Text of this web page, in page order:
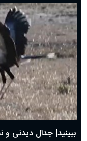
دعای روز ششم ماه رمضان؛ ۵ اسفند ۱۴۰۴
دعای روز پنجم ماه رمضان؛ ۴ اسفند ۱۴۰۴
دعای روز چهارم ماه مبارک رمضان؛ ۳
دعای روز سوم ماه مبارک رمضان؛ ۱۴
دعای روز دوم ماه مبارک رمضان ۱ اسفند
دعای روز اول ماه مبارک رمضان، ۳۰
حضرت زینب(س) چگونه از
بهترین پیامک تبریک روز پدر ۱۴۰۴؛ جملات زیبا و
ببینید| جدال دیدنی